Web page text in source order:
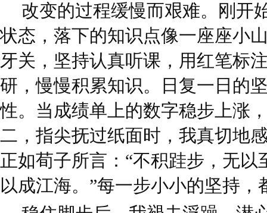
改变的过程缓慢而艰难。刚开
状态，落下的知识点像一座座小
牙关，坚持认真听课，用红笔标
研，慢慢积累知识。日复一日的
性。当成绩单上的数字稳步上涨
二，指尖抚过纸面时，我真切地
正如荀子所言：“不积跬步，无以
以成江海。”每一步小小的坚持，